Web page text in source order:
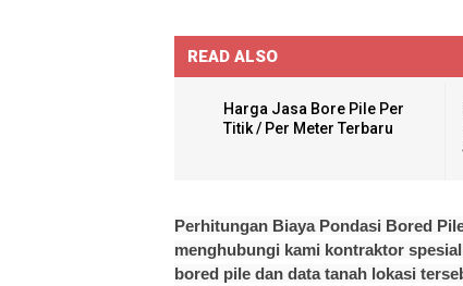
READ ALSO
Harga Jasa Bore Pile Per
Titik / Per Meter Terbaru
Perhitungan Biaya Pondasi Bored
menghubungi kami kontraktor
bored pile dan data tanah lokasi